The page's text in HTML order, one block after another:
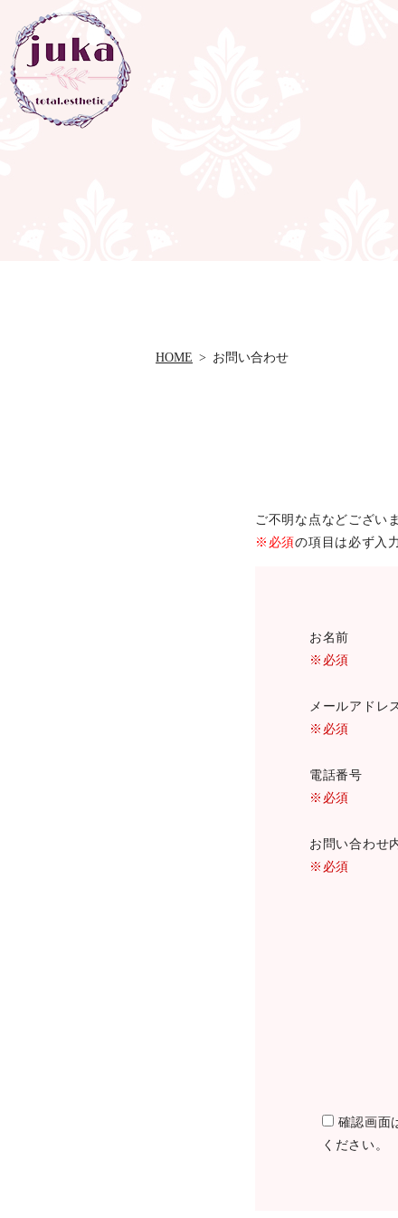
HOME お問い合わせ
ご不明な点などござい
※必須の項目は必ず入
お名前
※必須
メールアドレ
※必須
電話番号
※必須
お問い合わせ
※必須
確認画面
ください。